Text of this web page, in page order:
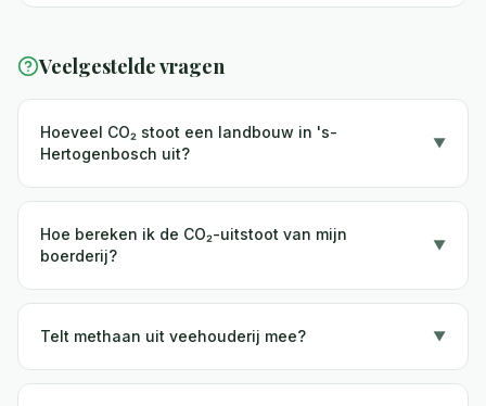
Veelgestelde vragen
Hoeveel CO₂ stoot een landbouw in 's-
Hertogenbosch uit?
▼
Hoe bereken ik de CO₂-uitstoot van mijn
boerderij?
▼
Telt methaan uit veehouderij mee? ▼